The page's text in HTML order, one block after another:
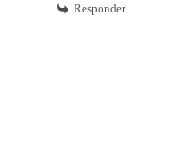
Responder